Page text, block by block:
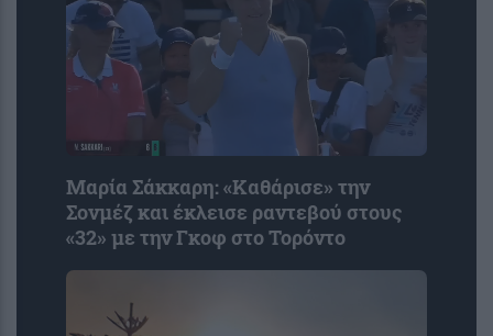
Μαρία Σάκκαρη: «Kαθάρισε» την
Σονμέζ και έκλεισε ραντεβού στους
«32» με την Γκοφ στο Τορόντο